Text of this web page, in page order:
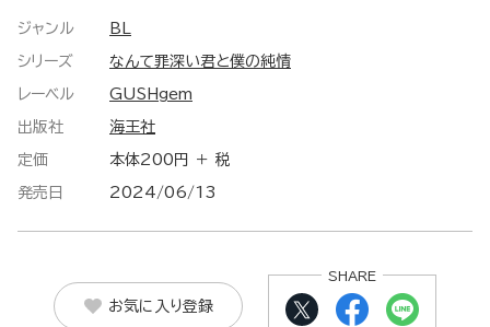
ジャンル BL
シリーズ なんて罪深い君と僕の純情
レーベル GUSHgem
出版社 海王社
定価 本体200円 ＋ 税
発売日 2024/06/13
お気に入り登録
SHARE